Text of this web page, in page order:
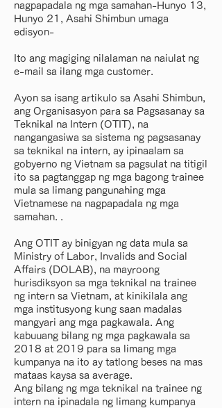
nagpapadala ng mga samahan-Hunyo 13,
Hunyo 21, Asahi Shimbun umaga
edisyon-
Ito ang magiging nilalaman na naiulat ng
e-mail sa ilang mga customer.
Ayon sa isang artikulo sa Asahi Shimbun,
ang Organisasyon para sa Pagsasanay sa
Teknikal na Intern (OTIT), na
nangangasiwa sa sistema ng pagsasanay
sa teknikal na intern, ay ipinaalam sa
gobyerno ng Vietnam sa pagsulat na titigil
ito sa pagtanggap ng mga bagong trainee
mula sa limang pangunahing mga
Vietnamese na nagpapadala ng mga
samahan. .
Ang OTIT ay binigyan ng data mula sa
Ministry of Labor, Invalids and Social
Affairs (DOLAB), na mayroong
hurisdiksyon sa mga teknikal na trainee
ng intern sa Vietnam, at kinikilala ang
mga institusyong kung saan madalas
mangyari ang mga pagkawala. Ang
kabuuang bilang ng mga pagkawala sa
2018 at 2019 para sa limang mga
kumpanya na ito ay tatlong beses na mas
mataas kaysa sa average.
Ang bilang ng mga teknikal na trainee ng
intern na ipinadala ng limang kumpanya